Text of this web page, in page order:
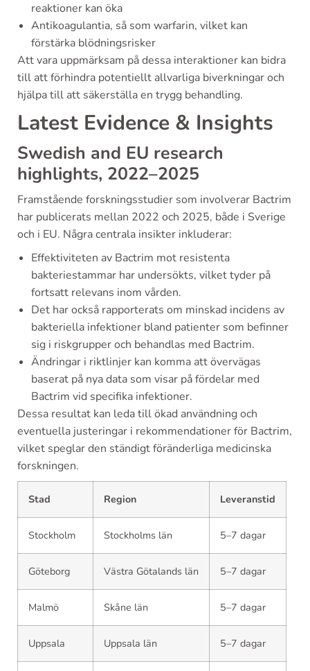
reaktioner kan öka
Antikoagulantia, så som warfarin, vilket kan
förstärka blödningsrisker
Att vara uppmärksam på dessa interaktioner kan bidra
till att förhindra potentiellt allvarliga biverkningar och
hjälpa till att säkerställa en trygg behandling.
Latest Evidence & Insights
Swedish and EU research
highlights, 2022–2025
Framstående forskningsstudier som involverar Bactrim
har publicerats mellan 2022 och 2025, både i Sverige
och i EU. Några centrala insikter inkluderar:
Effektiviteten av Bactrim mot resistenta
bakteriestammar har undersökts, vilket tyder på
fortsatt relevans inom vården.
Det har också rapporterats om minskad incidens av
bakteriella infektioner bland patienter som befinner
sig i riskgrupper och behandlas med Bactrim.
Ändringar i riktlinjer kan komma att övervägas
baserat på nya data som visar på fördelar med
Bactrim vid specifika infektioner.
Dessa resultat kan leda till ökad användning och
eventuella justeringar i rekommendationer för Bactrim,
vilket speglar den ständigt föränderliga medicinska
forskningen.
Stad Region Leveranstid
Stockholm Stockholms län 5–7 dagar
Göteborg Västra Götalands län 5–7 dagar
Malmö Skåne län 5–7 dagar
Uppsala Uppsala län 5–7 dagar